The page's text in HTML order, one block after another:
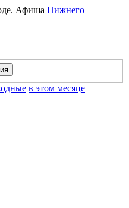
Афиша Нижнего
в этом месяце